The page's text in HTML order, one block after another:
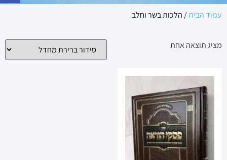
עמוד הבית/ הלכות בשר וחלב
מציג תוצאה אחת